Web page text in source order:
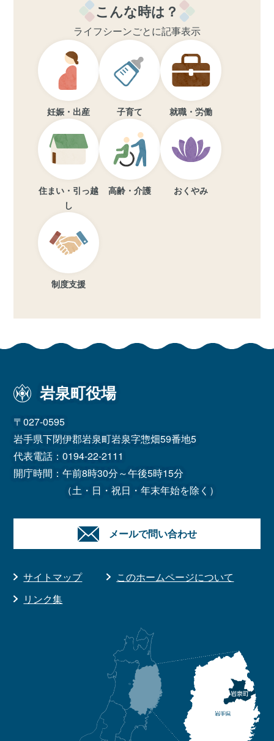
こんな時は？
ライフシーンごとに記事表示
妊娠・出産 子育て 就職・労働
住まい・引っ越
し
高齢・介護 おくやみ
制度支援
岩泉町役場
〒027-0595
岩手県下閉伊郡岩泉町岩泉字惣畑59番地5
代表電話：0194-22-2111
開庁時間：午前8時30分～午後5時15分
（土・日・祝日・年末年始を除く）
メールで問い合わせ
サイトマップ
このホームページについて
リンク集